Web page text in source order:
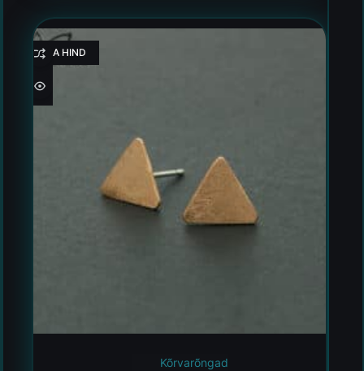
HEA HIND
Kõrvarõngad